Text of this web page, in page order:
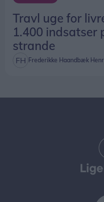
Travl uge for
1.400 indsatser
strande
Frederikke Haandbæk